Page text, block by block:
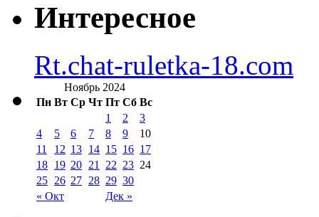
Интересное
Rt.chat-ruletka-18.com
Ноябрь 2024
Пн Вт Ср Чт Пт Сб Вс
« Окт Дек »
1 2
3
4
5 6 7 8 9
10
11
12 13 14 15 16 17
18 19 20 21 22 23 24
25 26 27 28 29 30